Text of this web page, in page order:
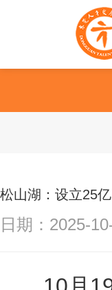
松山湖：设立25
日期：2025-